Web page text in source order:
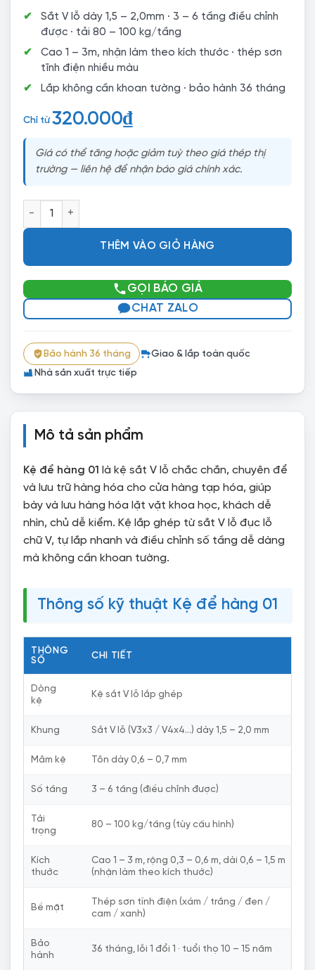
Sắt V lỗ dày 1,5 – 2,0mm · 3 – 6 tầng điều chỉnh
được · tải 80 – 100 kg/tầng
Cao 1 – 3m, nhận làm theo kích thước · thép sơn
tĩnh điện nhiều màu
Lắp không cần khoan tường · bảo hành 36 tháng
Chỉ từ320.000₫
Giá có thể tăng hoặc giảm tuỳ theo giá thép thị
trường — liên hệ để nhận báo giá chính xác.
Kệ Sắt V Lỗ Lắp Ghép Cho Cửa Hàng Tạp Hóa – 3–6
THÊM VÀO GIỎ HÀNG
GỌI BÁO GIÁ
CHAT ZALO
Bảo hành 36 tháng
Giao & lắp toàn quốc
Nhà sản xuất trực tiếp
Mô tả sản phẩm
Kệ để hàng 01 là kệ sắt V lỗ chắc chắn, chuyên để
và lưu trữ hàng hóa cho cửa hàng tạp hóa, giúp
bày và lưu hàng hóa lặt vặt khoa học, khách dễ
nhìn, chủ dễ kiểm. Kệ lắp ghép từ sắt V lỗ đục lỗ
chữ V, tự lắp nhanh và điều chỉnh số tầng dễ dàng
mà không cần khoan tường.
Thông số kỹ thuật Kệ để hàng 01
THÔNG
SỐ
CHI TIẾT
Dòng
kệ
Kệ sắt V lỗ lắp ghép
Khung Sắt V lỗ (V3x3 / V4x4…) dày 1,5 – 2,0 mm
Mâm kệ Tôn dày 0,6 – 0,7 mm
Số tầng 3 – 6 tầng (điều chỉnh được)
Tải
trọng
80 – 100 kg/tầng (tùy cấu hình)
Kích
thước
Cao 1 – 3 m, rộng 0,3 – 0,6 m, dài 0,6 – 1,5 m
(nhận làm theo kích thước)
Bề mặt
Thép sơn tĩnh điện (xám / trắng / đen /
cam / xanh)
Bảo
hành
36 tháng, lỗi 1 đổi 1 · tuổi thọ 10 – 15 năm